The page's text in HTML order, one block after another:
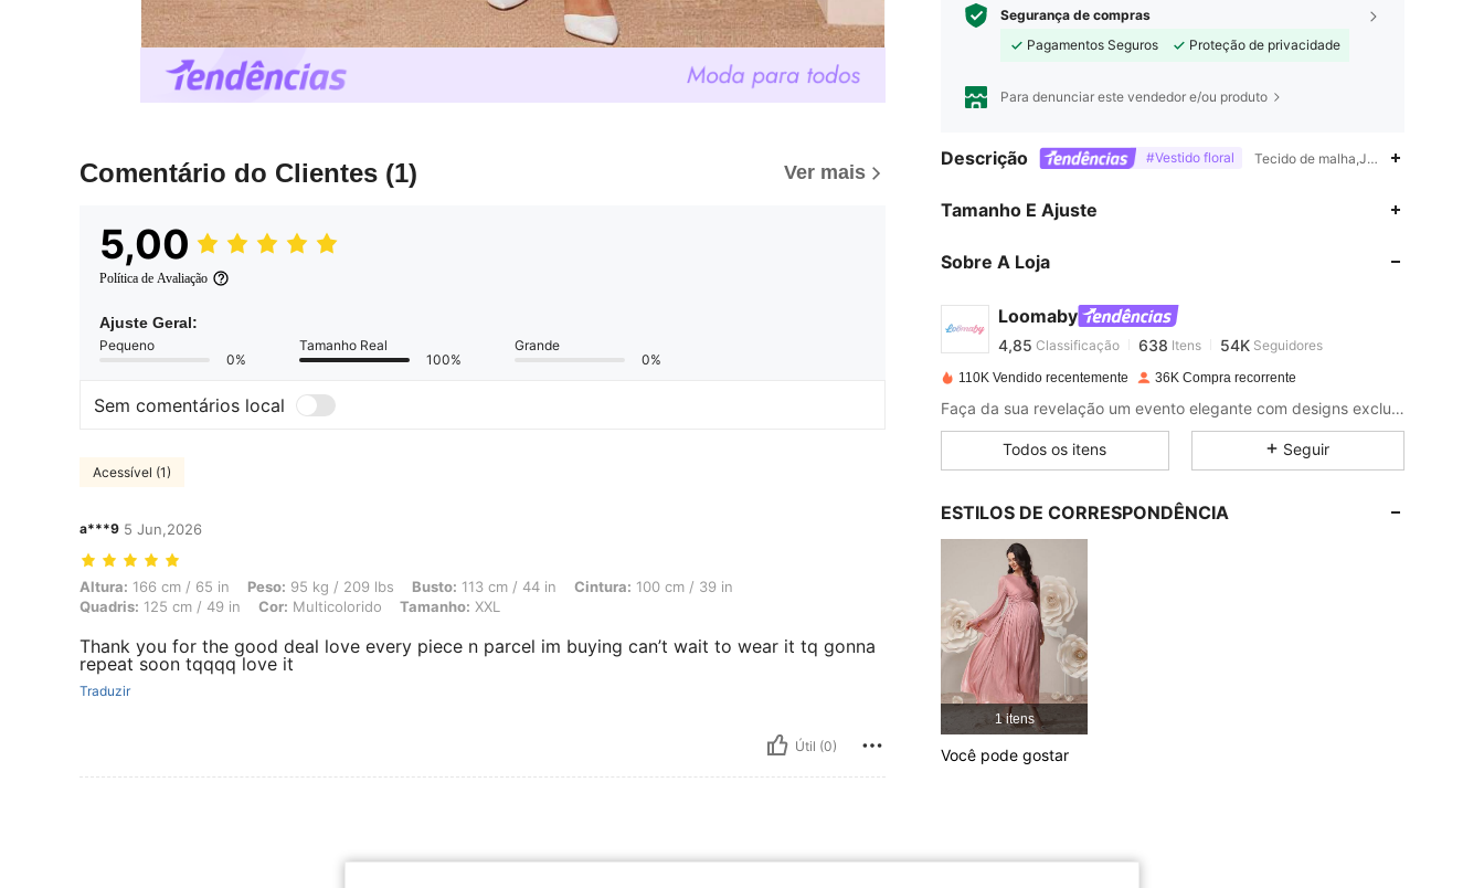
Comentário do Clientes (1) Ver mais
5,00
Política de Avaliação
Ajuste Geral:
Pequeno
0%
Tamanho Real
100%
Grande
0%
Sem comentários local
Acessível (1)
a***9 5 Jun,2026
Altura: 166 cm / 65 in, Peso: 95 kg / 209 lbs, Busto: 113 cm / 44 in, Cintura: 100 cm / 39 in, Quadris: 125 cm / 49 in, Cor: Multicolorido, Tamanho: XXL
Altura: 166 cm / 65 in Peso: 95 kg / 209 lbs Busto: 113 cm / 44 in Cintura: 100 cm / 39 in
Quadris: 125 cm / 49 in Cor: Multicolorido Tamanho: XXL
Thank you for the good deal love every piece n parcel im buying can’t wait to wear it tq gonna
repeat soon tqqqq love it
Traduzir
Útil (0)
Segurança de compras
Pagamentos Seguros
Proteção de privacidade
Para denunciar este vendedor e/ou produto
Descrição #Vestido floral Tecido de malha,Jardim,festa do
Tamanho E Ajuste
Sobre A Loja
Loomaby
4,85
4,85
4,85 Classificação 638 Itens 54K Seguidores
l***7pago1 dia atrás
4,85 638 54K
4,85 638 54K
4,85
4,85
4,85
4,85
110K Vendido recentemente 36K Compra recorrente
Faça da sua revelação um evento elegante com designs exclusivos cheios de alegria
Todos os itens Seguir
ESTILOS DE CORRESPONDÊNCIA
1 itens
Você pode gostar